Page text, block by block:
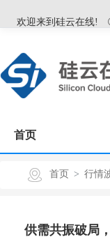
欢迎来到硅云在线!
首页
首页 行情
供需共振破局